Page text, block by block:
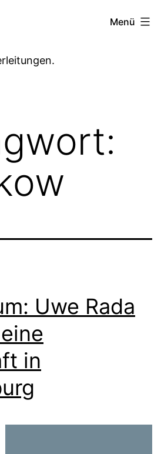
Menü
Uwe Rada
in